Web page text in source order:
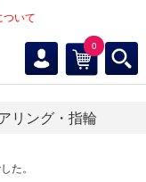
いて
0
リング・指輪
た。